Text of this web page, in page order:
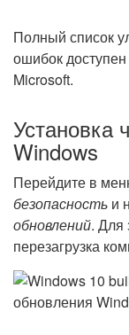
Полный список
ошибок доступен
Microsoft.
Установка
Windows
Перейдите в
безопасность и
обновлений. Для
перезагрузка